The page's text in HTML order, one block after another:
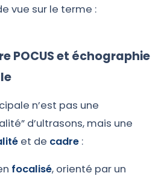
vue sur le terme :
POCUS et échographie
n’est pas une
d’ultrasons, mais une
et de cadre :
focalisé, orienté par un